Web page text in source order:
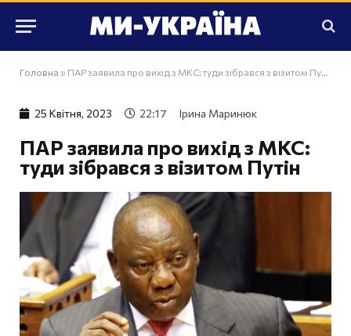
Головна » ПАР заявила про вихід з МКС: туди зібрався з візитом Путін
25 Квiтня, 2023 22:17 Ірина Маринюк
ПАР заявила про вихід з МКС:
туди зібрався з візитом Путін